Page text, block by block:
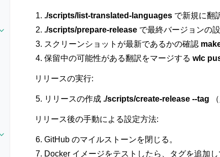
Toggle navigation of 対応するファイル形式
Toggle navigation of 導入方法
./scripts/list-translated-languages で新規に翻
./scripts/prepare-release で最終バージョンの設
スクリーンショットが最新であるかの確認
保留中の可能性がある翻訳をマージするwlc
リリースの実行:
リリースの作成 ./scripts/create-release --tag
リリース後の手動による設定方法:
GitHub のマイルストーンを閉じる。
Docker イメージをテストしたら、タグを追加し